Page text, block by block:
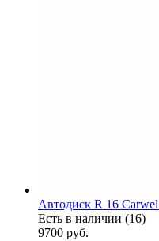
Автодиск R 16
Есть в наличии (16)
9700 руб.